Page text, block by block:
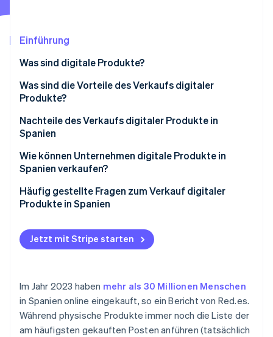
CO₂-Entnahme
Jetzt ansehen
Einführung
Was sind digitale Produkte?
Was sind die Vorteile des Verkaufs digitaler
Produkte?
Geringere Anfangsinvestitionen
Kosteneinsparungen in der Logistik
Laufende Umsätze
Prozessautomatisierung
Nachteile des Verkaufs digitaler Produkte in
Spanien
Wie können Unternehmen digitale Produkte in
Spanien verkaufen?
Erstellen Sie eine Website, um digitale Produkte zu
verkaufen
Einrichten eines Zahlungs-Gateway
Festlegung von Unternehmensrichtlinien
Anforderungen
Häufig gestellte Fragen zum Verkauf digitaler
Produkte in Spanien
Muss ich eine selbstständige Tätigkeit anmelden
oder ein Unternehmen gründen, um digitale
Produkte in Spanien zu verkaufen?
digitale Produkte nutzen?
Können digitale Produkte, die online verkauft
werden, geschützt werden?
Jetzt mit Stripe starten
Im Jahr 2023 haben mehr als 30 Millionen Menschen
in Spanien online eingekauft, so ein Bericht von Red.es.
Während physische Produkte immer noch die Liste der
am häufigsten gekauften Posten anführen (tatsächlich